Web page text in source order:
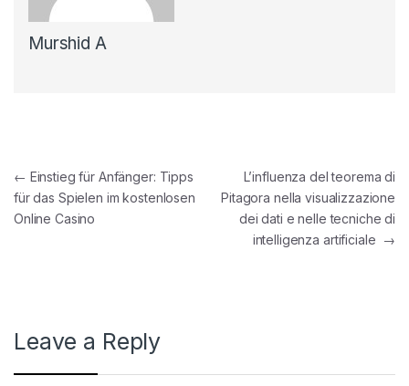
Murshid A
Post navigation
← Einstieg für Anfänger: Tipps
für das Spielen im kostenlosen
Online Casino
L’influenza del teorema di
Pitagora nella visualizzazione
dei dati e nelle tecniche di
intelligenza artificiale →
Leave a Reply